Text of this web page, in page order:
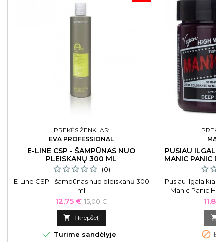
PREKĖS ŽENKLAS:
EVA PROFESSIONAL
E-LINE CSP - ŠAMPŪNAS NUO
PLEISKANŲ 300 ML
(0)
E-Line CSP - šampūnas nuo pleiskanų 300
ml
Kaina
12,75 € Bazinė
kaina
15,00 €
 Į krepšelį
 Turime sandėlyje
PUSIAU
MANIC PANIC
Pusiau ilgalaikiai,
Manic Panic
Purple Kaina

